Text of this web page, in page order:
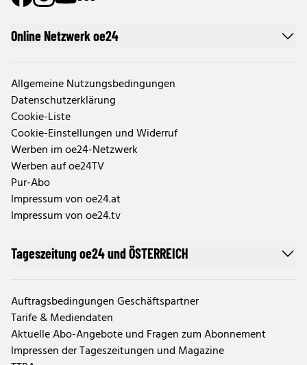
Online Netzwerk oe24
Allgemeine Nutzungsbedingungen
Datenschutzerklärung
Cookie-Liste
Cookie-Einstellungen und Widerruf
Werben im oe24-Netzwerk
Werben auf oe24TV
Pur-Abo
Impressum von oe24.at
Impressum von oe24.tv
Tageszeitung oe24 und ÖSTERREICH
Auftragsbedingungen Geschäftspartner
Tarife & Mediendaten
Aktuelle Abo-Angebote und Fragen zum Abonnement
Impressen der Tageszeitungen und Magazine